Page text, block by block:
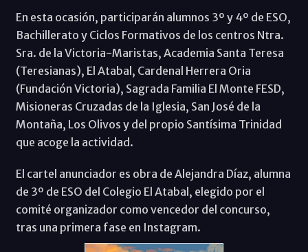
En esta ocasión, participarán alumnos 3º y 4º de ESO,
Bachillerato y Ciclos Formativos de los centros Ntra.
Sra. de la Victoria-Maristas, Academia Santa Teresa
(Teresianas), El Atabal, Cardenal Herrera Oria
(Fundación Victoria), Sagrada Familia El Monte FESD,
Misioneras Cruzadas de la Iglesia, San José de la
Montaña, Los Olivos y del propio Santísima Trinidad
que acoge la actividad.
El cartel anunciador es obra de Alejandra Díaz, alumna
de 3º de ESO del Colegio El Atabal, elegido por el
comité organizador como vencedor del concurso,
tras una primera fase en Instagram.